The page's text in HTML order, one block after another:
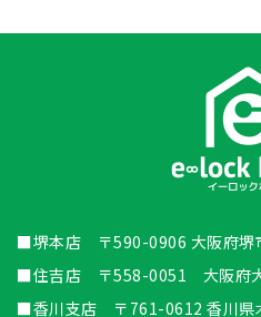
■堺本店 〒590-0906 大阪府堺
■住吉店 〒558-0051 大阪府
■香川支店 〒761-0612 香川県